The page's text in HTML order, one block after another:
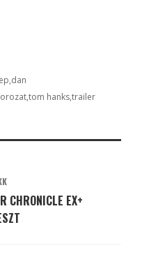
dan
tom hankstrailer
CHRONICLE EX+